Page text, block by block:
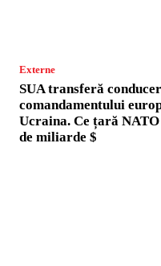
Externe
SUA transferă
comandamentului
Ucraina. Ce țară
de miliarde $